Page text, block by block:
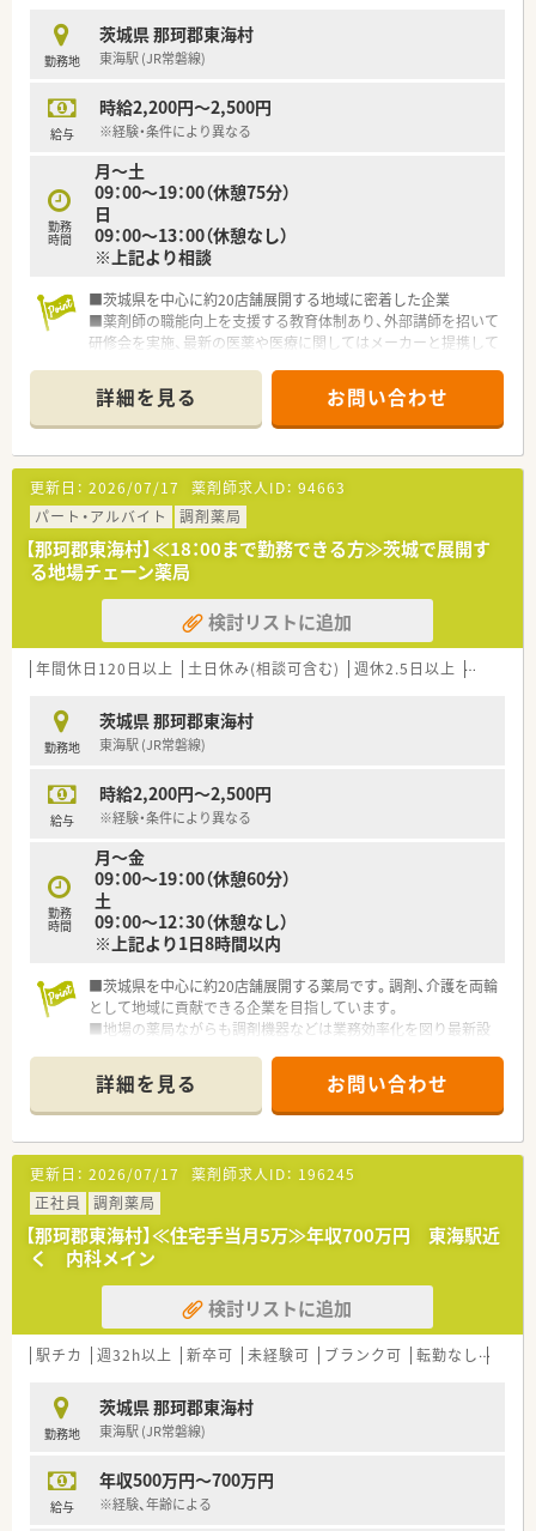
■進捗シートを使い、具体的な進み具合を確認しながら進めてい
きます。
■必要に応じて、茨城県薬剤師会主催の「新任薬剤師研修会」や
■基本的な業務はOJTによる研修がメインとなります。
■内科、胃腸科、皮膚科、小児科、アレルギー科が中心ですがレー
ザーなどの美容皮膚科も取り扱いがあります
■常時3～4名で100枚前後の処方箋を対応しています
■職員の皆さまはとても優しく穏やかで、スタッフ同士も患者様
ともとても良い人間関係を築いています。離職者もしばらく出
■車社会のエリアですが、駅からも近く電車通勤も可能です。
≪こんな方にお勧め≫
■医師、訪問看護師、施設スタッフやケアマネージャーと連携
し、患者さまのご自宅や各種高齢者施設を訪問、お薬をお届け
し、薬剤管理、お薬に関するご説明やご相談に応じています。在
宅へ積極的に取り組みたい方にお勧めです
■完成してしまっている大手企業とは違い、自分の意見が今後の
会社に影響を与えていくことがありえる会社です。現状維持よ
りも、自分で能動的に会社に貢献していきたい方にお勧めです
■ほぼ茨城県内で展開しており、県外への異動はほぼありませ
ん。腰を据えて、地元の皆さんの健康サポートをしていきたい
方、将来にわたり長く茨城県で薬剤師として働いていきたい方に
お勧めです
勤務地
茨城県 那珂郡東海村
東海駅 (JR常磐線)
給与
時給2,200円～2,500円
※経験・条件により異なる
勤務
時間
月～土
09：00～19：00（休憩75分）
日
09：00～13：00（休憩なし）
※上記より相談
■茨城県を中心に約20店舗展開する地域に密着した企業
■薬剤師の職能向上を支援する教育体制あり、外部講師を招いて
研修会を実施、最新の医薬や医療に関してはメーカーと提携して
■有給取得は希望が通りやすく、プライベートも充実できます
詳細を見る お問い合わせ
更新日： 2026/07/17 薬剤師求人ID： 94663
パート・アルバイト
調剤薬局
【那珂郡東海村】≪18：00まで勤務できる方≫茨城で展開す
る地場チェーン薬局
検討リストに追加
年間休日120日以上 土日休み(相談可含む) 週休2.5日以上 週32h以
勤務地
茨城県 那珂郡東海村
東海駅 (JR常磐線)
給与
時給2,200円～2,500円
※経験・条件により異なる
勤務
時間
月～金
09：00～19：00（休憩60分）
土
09：00～12：30（休憩なし）
※上記より1日8時間以内
■茨城県を中心に約20店舗展開する薬局です。調剤、介護を両輪
として地域に貢献できる企業を目指しています。
■地場の薬局ながらも調剤機器などは業務効率化を図り最新設
■社長は業界・地域医療に詳しく勉強会・研修会への参加の相談
も可能です！スキルアップしたい方必見！
詳細を見る お問い合わせ
更新日： 2026/07/17 薬剤師求人ID： 196245
正社員
調剤薬局
【那珂郡東海村】≪住宅手当月5万≫年収700万円 東海駅近
く 内科メイン
検討リストに追加
駅チカ 週32h以上 新卒可 未経験可 ブランク可 転勤なし
勤務地
茨城県 那珂郡東海村
東海駅 (JR常磐線)
給与
年収500万円～700万円
※経験、年齢による